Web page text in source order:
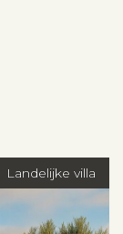
Landelijke villa